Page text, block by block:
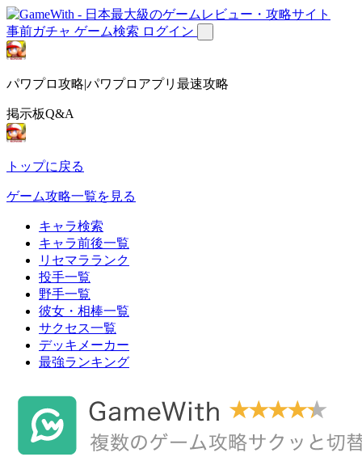
事前ガチャ ゲーム検索 ログイン
パワプロ攻略|パワプロアプリ最速攻略
掲示板Q&A
トップに戻る
ゲーム攻略一覧を見る
キャラ検索
キャラ前後一覧
リセマラランク
投手一覧
野手一覧
彼女・相棒一覧
サクセス一覧
デッキメーカー
最強ランキング